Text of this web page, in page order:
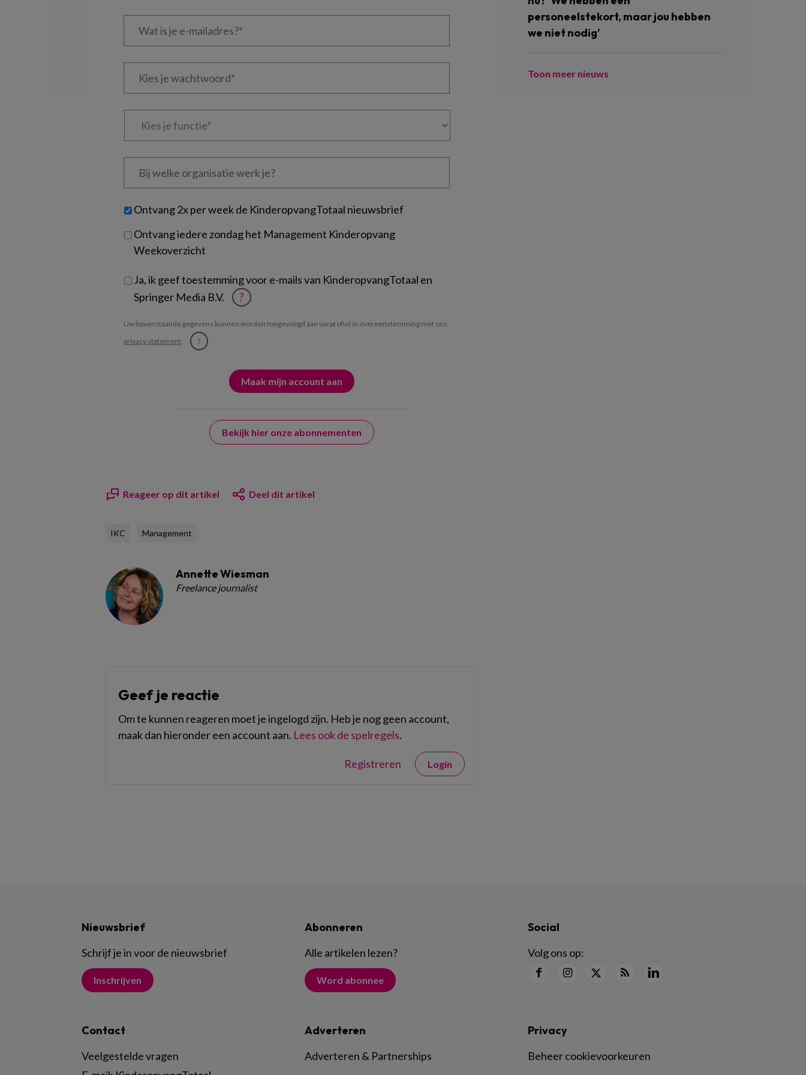
Wat
Kies
Kies
Bij
welke
je?
Untitled
Ontvang 2x per week de KinderopvangTotaal nieuwsbrief
Ontvang iedere zondag het Management Kinderopvang
Weekoverzicht
Ja, ik geef toestemming voor e-mails van KinderopvangTotaal en
Springer Media B.V.
?
Uw bovenstaande gegevens kunnen worden toegevoegd aan uw profiel in overeenstemming met ons
privacy statement. ?
Bekijk hier onze abonnementen
Reageer op dit artikel Deel dit artikel
IKC Management
Annette Wiesman
Freelance journalist
Geef je reactie
Om te kunnen reageren moet je ingelogd zijn. Heb je nog geen account,
maak dan hieronder een account aan. Lees ook de spelregels.
Registreren Login
personeelstekort, maar jou hebben
we niet nodig’
Toon meer nieuws
Nieuwsbrief
Schrijf je in voor de nieuwsbrief
Inschrijven
Abonneren
Alle artikelen lezen?
Word abonnee
Social
Volg ons op:
Contact
Veelgestelde vragen
Adverteren
Adverteren & Partnerships
Privacy
Beheer cookievoorkeuren